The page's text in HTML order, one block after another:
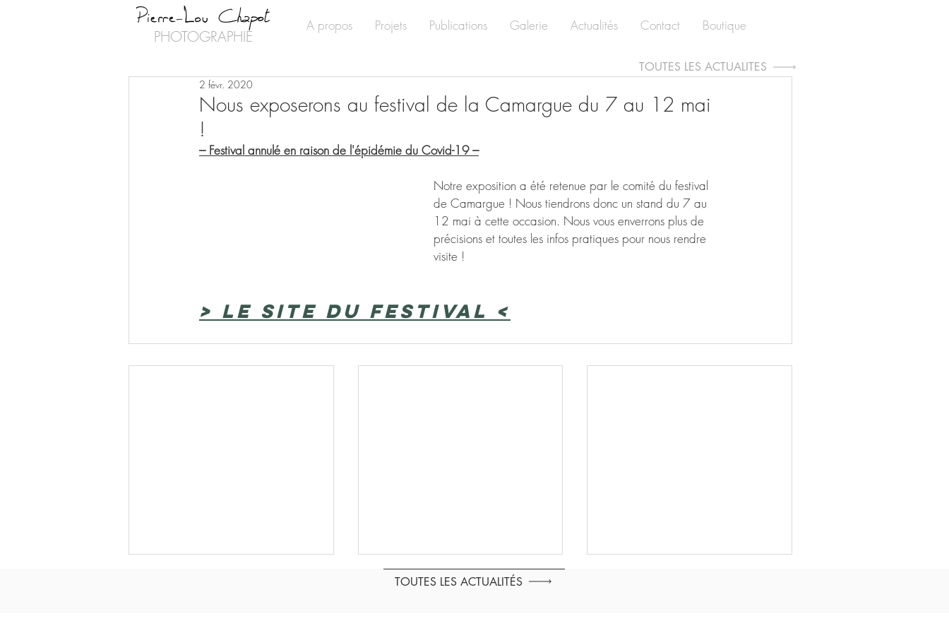
PHOTOGRAPHIE
A propos Projets Publications Galerie Actualités Contact Boutique
Nous exposerons au festival de la Camargue du 7 au 12 mai
!
2 févr. 2020
--- Festival annulé en raison de l'épidémie du Covid-19 ---
Notre exposition a été retenue par le comité du festival
de Camargue ! Nous tiendrons donc un stand du 7 au
12 mai à cette occasion. Nous vous enverrons plus de
précisions et toutes les infos pratiques pour nous rendre
visite !
> Le site du festival <
TOUTES LES ACTUALITÉS
TOUTES LES ACTUALITÉS